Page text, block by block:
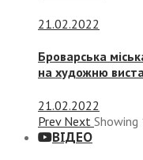
21.02.2022
Броварська
на художню
21.02.2022
Prev Next Showing
ВІДЕО